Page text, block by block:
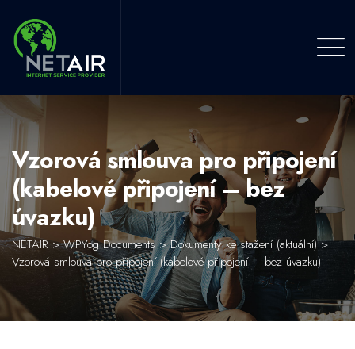
content
Vzorová smlouva pro připojení
(kabelové připojení – bez
úvazku)
NETAIR>WPYog Documents>Dokumenty ke stažení (aktuální)>
Vzorová smlouva pro připojení (kabelové připojení – bez úvazku)